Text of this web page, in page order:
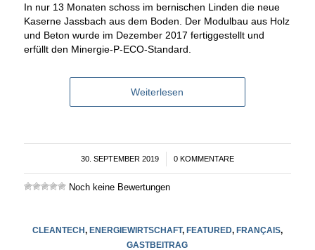
In nur 13 Monaten schoss im bernischen Linden die neue
Kaserne Jassbach aus dem Boden. Der Modulbau aus Holz
und Beton wurde im Dezember 2017 fertiggestellt und
erfüllt den Minergie-P-ECO-Standard.
Weiterlesen
30. SEPTEMBER 2019
/ 0 KOMMENTARE
Noch keine Bewertungen
CLEANTECH ENERGIEWIRTSCHAFT, FEATURED, FRANÇAIS,
GASTBEITRAG